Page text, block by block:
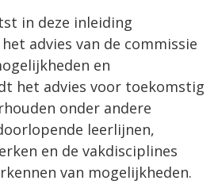
in deze inleiding
advies van de commissie
en
het advies voor toekomstig
onder andere
leerlijnen,
en de vakdisciplines
van mogelijkheden.